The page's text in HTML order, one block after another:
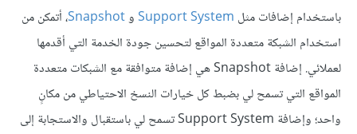
باستخدام إضافات مثل Support SystemوSnapshot، أتمكن من
استخدام الشبكة متعددة المواقع لتحسين جودة الخدمة التي أقدمها
لعملائي. إضافة Snapshot هي إضافة متوافقة مع الشبكات متعددة
المواقع التي تسمح لي بضبط كل خيارات النسخ الاحتياطي من مكانٍ
واحد؛ وإضافة Support System تسمح لي باستقبال والاستجابة إلى